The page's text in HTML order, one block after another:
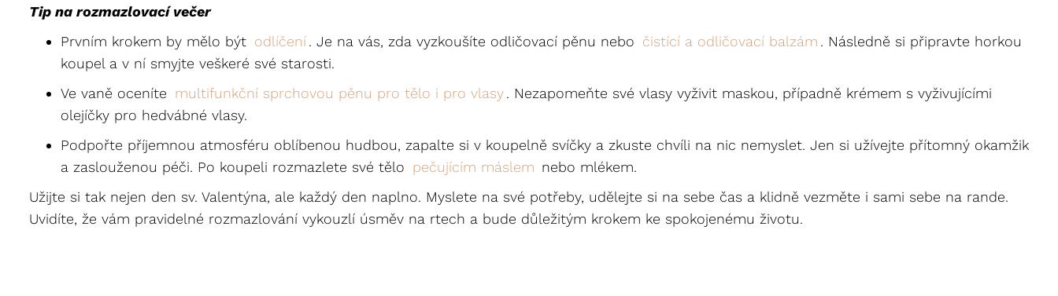
Tip na rozmazlovací večer
Prvním krokem by mělo být odlíčení . Je na vás, zda vyzkoušíte odličovací pěnu nebo čistící a odličovací balzám . Následně si připravte horkou
koupel a v ní smyjte veškeré své starosti.
Ve vaně oceníte multifunkční sprchovou pěnu pro tělo i pro vlasy . Nezapomeňte své vlasy vyživit maskou, případně krémem s vyživujícími
olejíčky pro hedvábné vlasy.
Podpořte příjemnou atmosféru oblíbenou hudbou, zapalte si v koupelně svíčky a zkuste chvíli na nic nemyslet. Jen si užívejte přítomný okamžik
a zaslouženou péči. Po koupeli rozmazlete své tělo pečujícím máslem nebo mlékem.
Užijte si tak nejen den sv. Valentýna, ale každý den naplno. Myslete na své potřeby, udělejte si na sebe čas a klidně vezměte i sami sebe na rande.
Uvidíte, že vám pravidelné rozmazlování vykouzlí úsměv na rtech a bude důležitým krokem ke spokojenému životu.